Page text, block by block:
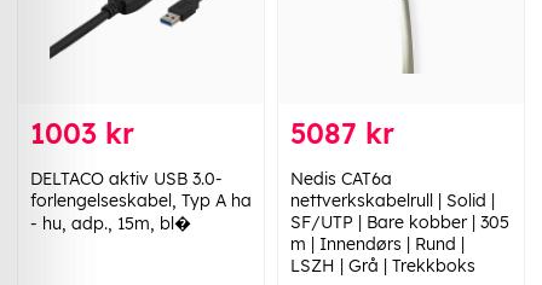
1003 kr
DELTACO aktiv USB 3.0-
forlengelseskabel, Typ A ha
- hu, adp., 15m, bl�
5087 kr
Nedis CAT6a
nettverkskabelrull | Solid |
SF/UTP | Bare kobber | 305
m | Innendørs | Rund |
LSZH | Grå | Trekkboks